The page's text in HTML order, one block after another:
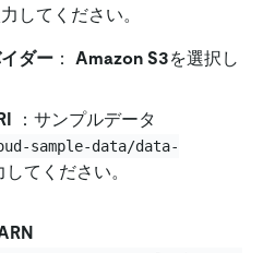
してください。
ダー ： Amazon S3を選択し
：サンプルデータ
sample-data/data-
してください。